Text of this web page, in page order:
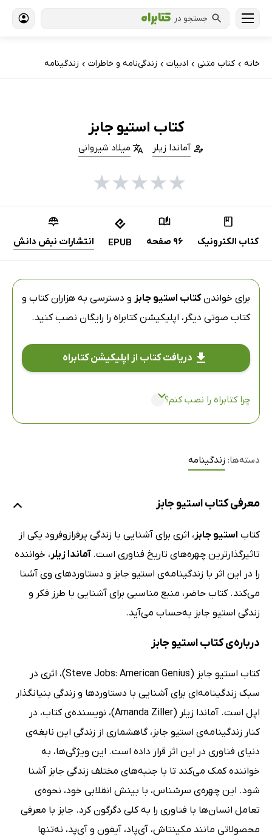
جستجو در
خانه › کتاب‌ متنی › ادبیات › زندگی‌نامه و خاطرات › زندگینامه
کتاب استیو جابز
آماندا زیلر میلاد شیروانی
★
★
★
★
★
کتاب الکترونیک 96 صفحه EPUB انتشارات نبض دانش
برای خواندنکتاب استیو جابز و دسترسی به هزاران کتاب و
کتاب صوتی دیگر، اپلیکیشن کتابراه را رایگان نصب کنید.
دریافت کتاب از اپلیکیشن کتابراه
چرا کتابراه را نصب کنم؟
دسته‌ها: زندگینامه
معرفی کتاب استیو جابز
کتاب استیو جابز، اثری برای آشنایی با زندگی پرفرازوفرود یکی از
تاثیرگذارترین چهره‌های تاریخ فناوری است.آماندا زیلر، خواننده
را در این اثر با زندگینامه‌ی استیو جابز و دستاوردهای وی آشنا
می‌کند. کتاب حاضر، منبع مناسبی برای آشنایی با طرز فکر و
زندگی استیو جابز به‌حساب می‌آید.
درباره‌ی کتاب استیو جابز
کتاب استیو جابز (Steve Jobs: American Genius)، اثری در
سبک زندگینامه‌ای برای آشنایی با دستاوردها و زندگی بنیانگذار
اپل است. آماندا زیلر (Amanda Ziller)، نویسنده‌ی کتاب، در
کنار زندگینامه‌ی استیو جابز، گاهشماری از زندگی این نابغه‌ی
دنیای فناوری در این اثر قرار داده است. این ویژگی‌ها، به
خواننده کمک می‌کند تا با جنبه‌های مختلف زندگی جابز آشنا
شود. این چهره‌ی سرشناس، با بینش انقلابی خود، نحوه‌ی
تعامل انسان‌ها با فناوری را به کلی دگرگون کرد. جابز با معرفی
محصولاتی مانند مکینتاش، آی‌پاد، آیفون و آی‌پد، نه‌تنها